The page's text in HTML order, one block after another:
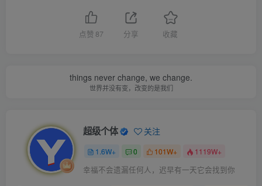
点赞 87 分享 收藏
things never change, we change.
世界并没有变，改变的是我们
超级个体 关注
1.6W+ 0 101W+ 1119W+
幸福不会遗漏任何人，迟早有一天它会找到你